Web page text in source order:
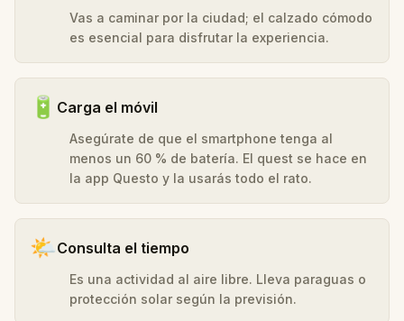
Vas a caminar por la ciudad; el calzado cómodo
es esencial para disfrutar la experiencia.
🔋 Carga el móvil
Asegúrate de que el smartphone tenga al
menos un 60 % de batería. El quest se hace en
la app Questo y la usarás todo el rato.
🌤️Consulta el tiempo
Es una actividad al aire libre. Lleva paraguas o
protección solar según la previsión.